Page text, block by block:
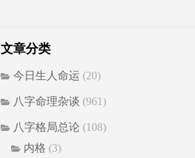
文章分类
今日生人命运 (20)
八字命理杂谈 (961)
八字格局总论 (108)
内格 (3)